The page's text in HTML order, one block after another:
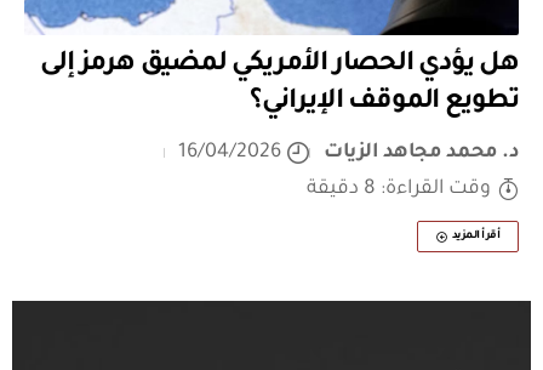
هل يؤدي الحصار الأمريكي لمضيق هرمز إلى
تطويع الموقف الإيراني؟
د. محمد مجاهد الزيات
16/04/2026
وقت القراءة: 8 دقيقة
أقرأ المزيد